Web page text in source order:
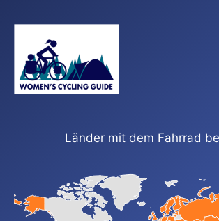
Länder mit dem Fahrrad